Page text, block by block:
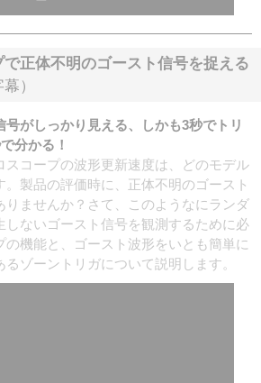
で正体不明のゴースト信号を捉える
）
号がしっかり見える、しかも3秒でトリ
分かる！
スコープの波形更新速度は、どのモデル
。製品の評価時に、正体不明のゴースト
りませんか？さて、このようなにランダ
しないゴースト信号を観測するために必
の機能と、ゴースト波形をいとも簡単に
ゾーントリガについて説明します。